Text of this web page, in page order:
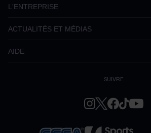
L'ENTREPRISE
ACTUALITÉS ET MÉDIAS
AIDE
SUIVRE